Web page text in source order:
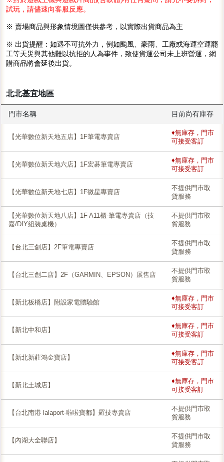
試玩，請儘速向客服反應。
※ 賣場商品與形象情境圖僅供參考，以實際出貨商品為主
※ 出貨提醒：如遇不可抗外力，例如颱風、豪雨、工廠或海運空運罷
工等天災與其他難以抗拒的人為事件，致使貨運公司未上班營運，網
購商品將會延後出貨。
北北基宜地區
門市名稱 目前尚有庫存
【光華數位新天地五店】1F筆電專賣店
♦無庫存，門市
可接受客訂
【光華數位新天地六店】1F宏碁筆電專賣店
♦無庫存，門市
可接受客訂
【光華數位新天地七店】1F微星專賣店
不提供門市取
貨服務
【光華數位新天地八店】1F A11櫃-筆電專賣店（技
嘉/DIY組裝桌機）
不提供門市取
貨服務
【台北三創店】2F筆電專賣店
不提供門市取
貨服務
【台北三創二店】2F（GARMIN、EPSON）展售店
不提供門市取
貨服務
【新北板橋店】附設家電體驗館
♦無庫存，門市
可接受客訂
【新北中和店】
♦無庫存，門市
可接受客訂
【新北新莊鴻金寶店】
♦無庫存，門市
可接受客訂
【新北土城店】
♦無庫存，門市
可接受客訂
【台北南港 lalaport-啦啦寶都】羅技專賣店
不提供門市取
貨服務
【內湖大全聯店】
不提供門市取
貨服務